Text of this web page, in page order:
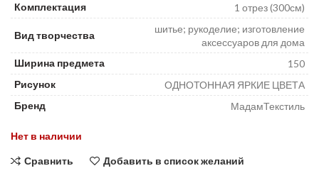
Комплектация
1 отрез (300см)
Вид творчества
шитье; рукоделие; изготовление
аксессуаров для дома
Ширина предмета
150
Рисунок
ОДНОТОННАЯ ЯРКИЕ ЦВЕТА
Бренд
МадамТекстиль
Нет в наличии
Сравнить Добавить в список желаний